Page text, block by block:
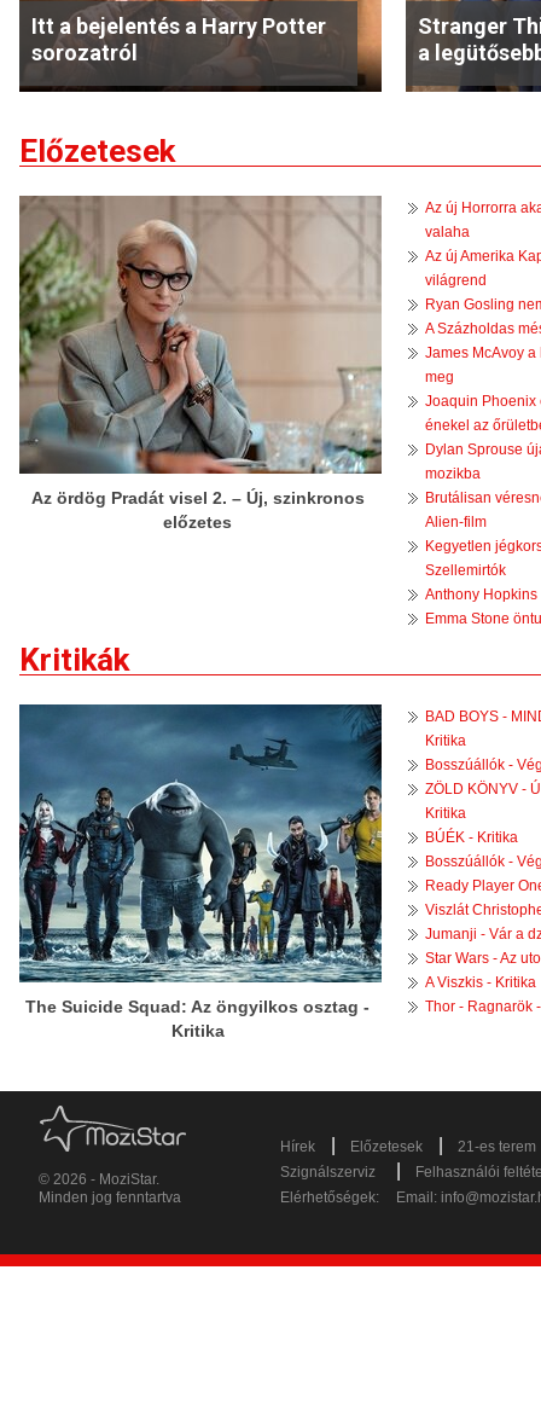
Itt a bejelentés a Harry Potter
sorozatról
Stranger
a
Előzetesek
Az ördög Pradát visel 2. – Új, szinkronos
előzetes
Az új Horrorra
valaha
Az új Amerika
világrend
Ryan Gosling
A Százholdas
James McAvoy
meg
Joaquin Phoenix
énekel az
Dylan Sprouse
mozikba
Brutálisan
Alien-film
Kegyetlen
Szellemirtók
Anthony
Emma Stone
Kritikák
The Suicide Squad: Az öngyilkos osztag -
Kritika
BAD BOYS -
Kritika
Bosszúállók -
ZÖLD KÖNYV -
Kritika
BÚÉK - Kritika
Bosszúállók -
Ready Player
Viszlát
Jumanji - Vár a
Star Wars - Az
A Viszkis - Kritika
Thor - Ragnarök
© 2026 - MoziStar.
Minden jog fenntartva
Hírek Előzetesek
21-es terem
Szignálszerviz
Felhasználói
Elérhetőségek:
Email: